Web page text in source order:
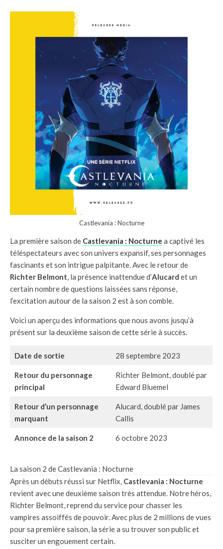
Castlevania : Nocturne
La première saison de Castlevania : Nocturne a captivé les
téléspectateurs avec son univers expansif, ses personnages
fascinants et son intrigue palpitante. Avec le retour de
Richter Belmont, la présence inattendue d’Alucard et un
certain nombre de questions laissées sans réponse,
l’excitation autour de la saison 2 est à son comble.
Voici un aperçu des informations que nous avons jusqu’à
présent sur la deuxième saison de cette série à succès.
Date de sortie 28 septembre 2023
Retour du personnage
principal
Richter Belmont, doublé par
Edward Bluemel
Retour d’un personnage
marquant
Alucard, doublé par James
Callis
Annonce de la saison 2 6 octobre 2023
La saison 2 de Castlevania : Nocturne
Après un débuts réussi sur Netflix, Castlevania : Nocturne
revient avec une deuxième saison très attendue. Notre héros,
Richter Belmont, reprend du service pour chasser les
vampires assoiffés de pouvoir. Avec plus de 2 millions de vues
pour sa première saison, la série a su trouver son public et
susciter un engouement certain.